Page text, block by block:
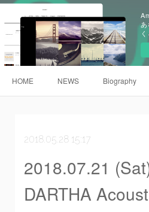
あ
HOME NEWS Biography
2018.05.28 15:17
2018.07.21
DARTHA